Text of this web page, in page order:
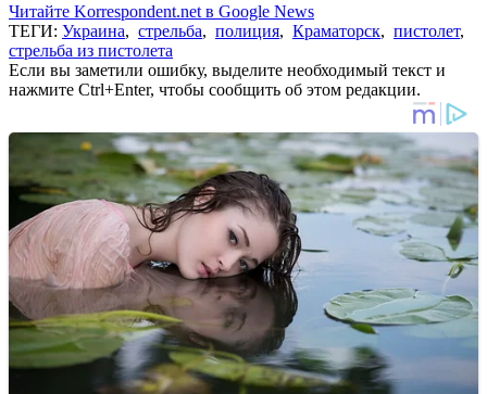
Читайте Korrespondent.net в Google News
ТЕГИ: Украина, стрельба, полиция, Краматорск, пистолет,
стрельба из пистолета
Если вы заметили ошибку, выделите необходимый текст и
нажмите Ctrl+Enter, чтобы сообщить об этом редакции.